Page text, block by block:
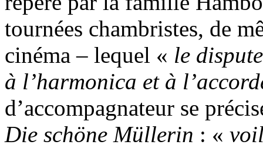
tournées chambristes, de
cinéma – lequel « le
à l’harmonica et à
d’accompagnateur se
Die schöne Müllerin : «